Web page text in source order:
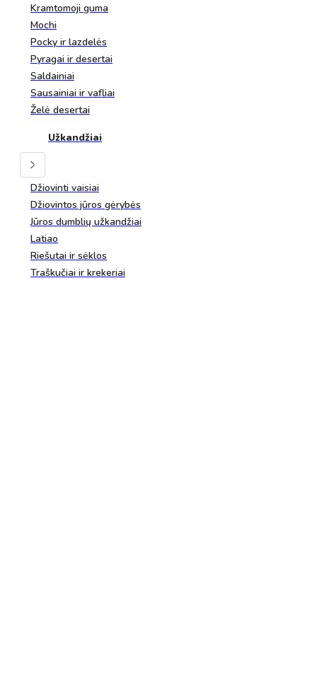
Kramtomoji guma
Mochi
Pocky ir lazdelės
Pyragai ir desertai
Saldainiai
Sausainiai ir vafliai
Želė desertai
Užkandžiai
Džiovinti vaisiai
Džiovintos jūros gėrybės
Jūros dumblių užkandžiai
Latiao
Riešutai ir sėklos
Traškučiai ir krekeriai